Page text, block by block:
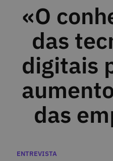
«O
das
digitais
das
Categorias
ENTREVISTA